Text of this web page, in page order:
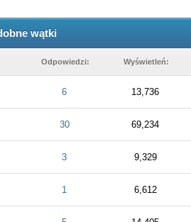
wątki
Odpowiedzi: Wyświetleń:
6 13,736
30 69,234
3 9,329
1 6,612